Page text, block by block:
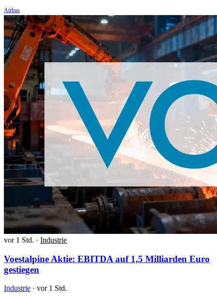
Airbus
vor 1 Std. · Industrie
Voestalpine Aktie: EBITDA auf 1,5 Milliarden Euro
gestiegen
Industrie · vor 1 Std.